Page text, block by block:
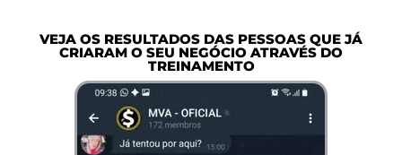
VEJA OS RESULTADOS DAS PESSOAS QUE JÁ
CRIARAM O SEU NEGÓCIO ATRAVÉS DO
TREINAMENTO